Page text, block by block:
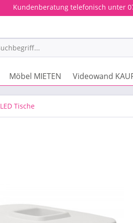
Kundenberatung telefonisch unter
Möbel MIETEN Videowand
LED Tische